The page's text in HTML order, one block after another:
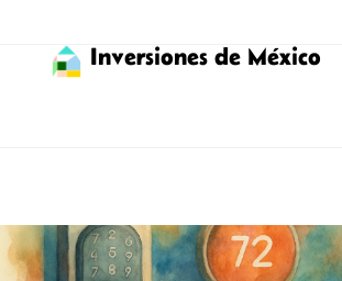
Inversiones de México